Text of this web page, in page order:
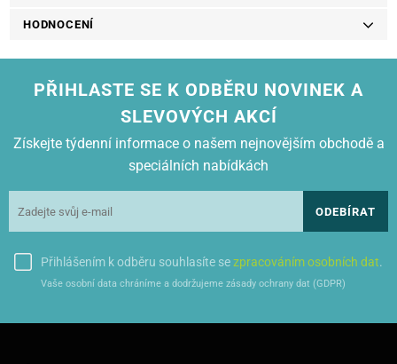
HODNOCENÍ
PŘIHLASTE SE K ODBĚRU NOVINEK A
SLEVOVÝCH AKCÍ
Získejte týdenní informace o našem nejnovějším obchodě a
speciálních nabídkách
ODEBÍRAT
Přihlášením k odběru souhlasíte sezpracováním osobních dat.
Vaše osobní data chráníme a dodržujeme zásady ochrany dat (GDPR)